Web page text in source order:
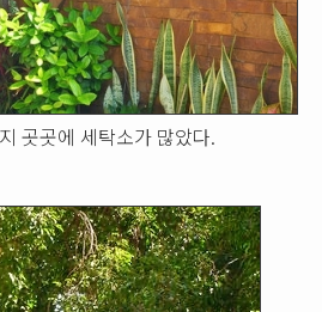
곳곳에 세탁소가 많았다.